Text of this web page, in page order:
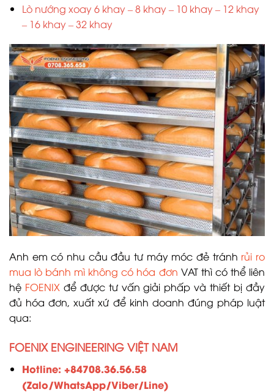
Lò nướng xoay 6 khay – 8 khay – 10 khay – 12 khay
– 16 khay – 32 khay
Anh em có nhu cầu đầu tư máy móc đẻ tránh rủi ro
mua lò bánh mì không có hóa đơn VAT thì có thể liên
hệ FOENIXđể được tư vấn giải phấp và thiết bị đầy
đủ hóa đơn, xuất xứ để kinh doanh đúng pháp luật
qua:
FOENIX ENGINEERING VIỆT NAM
Hotline: +84708.36.56.58
(Zalo/WhatsApp/Viber/Line)